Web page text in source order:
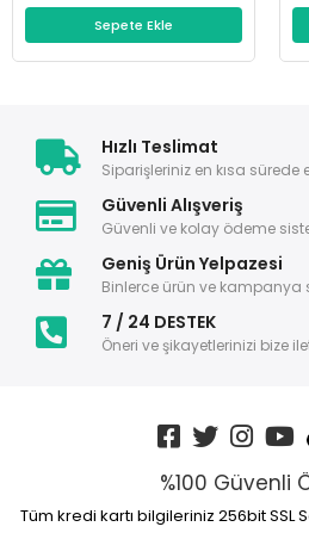
Sepete Ekle
Hızlı Teslimat
Siparişleriniz en kısa sürede
Güvenli Alışveriş
Güvenli ve kolay ödeme
Geniş Ürün Yelpazesi
Binlerce ürün ve kampanya
7 / 24 DESTEK
Öneri ve şikayetlerinizi bize
%100 Güvenli
Tüm kredi kartı bilgileriniz 256bit SSL